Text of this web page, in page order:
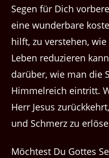
Segen für Dich
eine wunderbare
hilft, zu verstehen,
Leben reduzieren
darüber, wie man die
Himmelreich eintritt.
Herr Jesus
und Schmerz zu
Möchtest Du Gottes